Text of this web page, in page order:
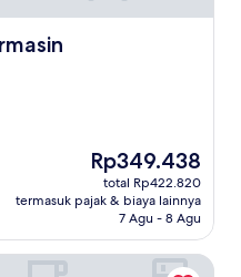
Harga
sekarang
Rp349.438
Rp349.438
total Rp422.820
termasuk pajak & biaya lainnya
7 Agu - 8 Agu